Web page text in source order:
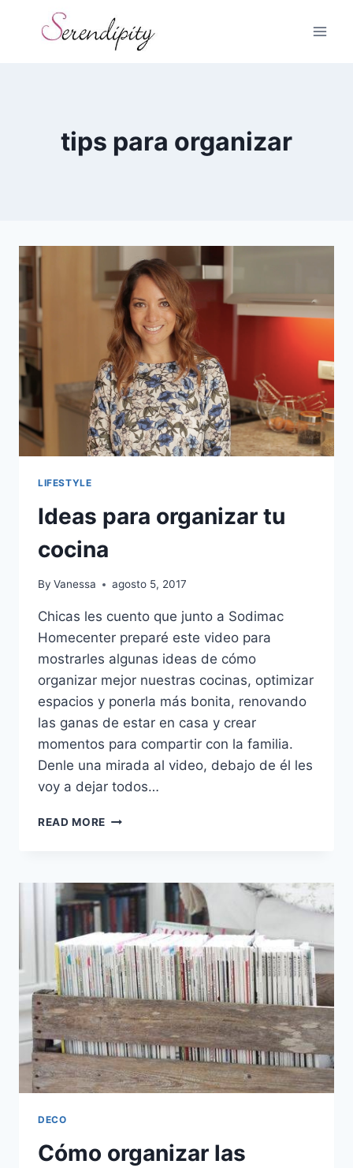
tips para organizar
LIFESTYLE
Ideas para organizar tu
cocina
By Vanessa agosto 5, 2017
Chicas les cuento que junto a Sodimac
Homecenter preparé este video para
mostrarles algunas ideas de cómo
organizar mejor nuestras cocinas, optimizar
espacios y ponerla más bonita, renovando
las ganas de estar en casa y crear
momentos para compartir con la familia.
Denle una mirada al video, debajo de él les
voy a dejar todos…
READ MORE IDEAS
COCINA
DECO
Cómo organizar las